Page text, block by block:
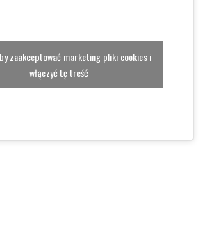
zaakceptować marketing pliki cookies i
włączyć tę treść